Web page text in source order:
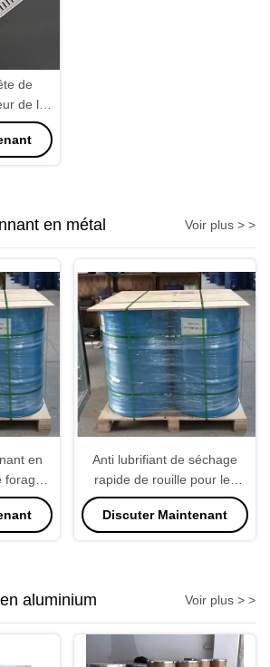
de
de la
en métal Voir plus > >
en
acier
Anti lubrifiant de séchage
rapide de rouille pour les
ailerons en aluminium
Discuter Maintenant
aluminium Voir plus > >